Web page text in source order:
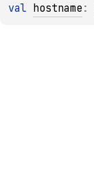
val hostname :